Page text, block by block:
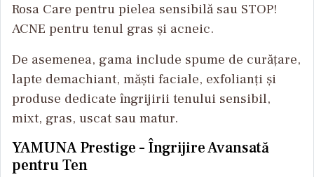
Rosa Care pentru pielea sensibilă sau STOP!
ACNE pentru tenul gras și acneic.
De asemenea, gama include spume de curățare,
lapte demachiant, măști faciale, exfolianți și
produse dedicate îngrijirii tenului sensibil,
mixt, gras, uscat sau matur.
YAMUNA Prestige – Îngrijire Avansată
pentru Ten